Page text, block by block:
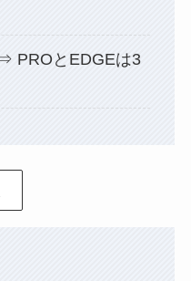
PROとEDGEは3